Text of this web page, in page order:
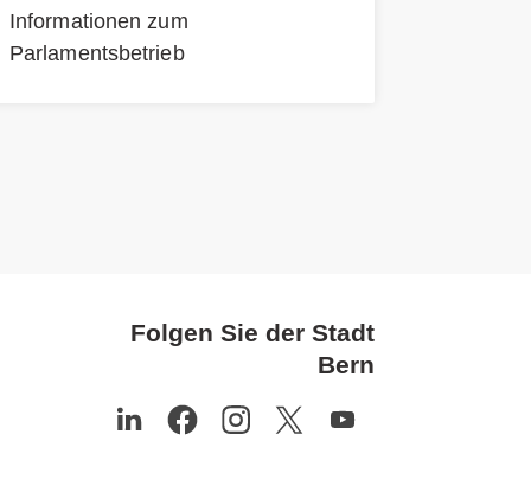
Informationen zum
Parlamentsbetrieb
Folgen Sie der Stadt
Bern